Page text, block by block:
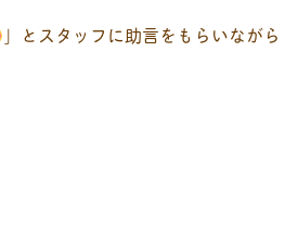
」とスタッフに助言をもらいながら